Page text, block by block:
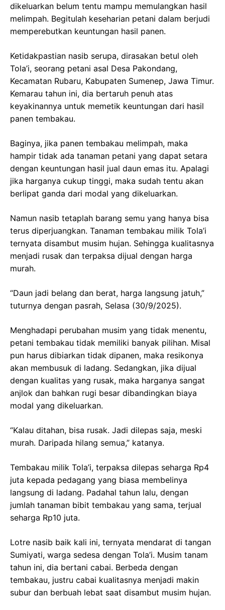
dikeluarkan belum tentu mampu memulangkan hasil
melimpah. Begitulah keseharian petani dalam berjudi
memperebutkan keuntungan hasil panen.
Ketidakpastian nasib serupa, dirasakan betul oleh
Tola’i, seorang petani asal Desa Pakondang,
Kecamatan Rubaru, Kabupaten Sumenep, Jawa Timur.
Kemarau tahun ini, dia bertaruh penuh atas
keyakinannya untuk memetik keuntungan dari hasil
panen tembakau.
Baginya, jika panen tembakau melimpah, maka
hampir tidak ada tanaman petani yang dapat setara
dengan keuntungan hasil jual daun emas itu. Apalagi
jika harganya cukup tinggi, maka sudah tentu akan
berlipat ganda dari modal yang dikeluarkan.
Namun nasib tetaplah barang semu yang hanya bisa
terus diperjuangkan. Tanaman tembakau milik Tola’i
ternyata disambut musim hujan. Sehingga kualitasnya
menjadi rusak dan terpaksa dijual dengan harga
murah.
“Daun jadi belang dan berat, harga langsung jatuh,”
tuturnya dengan pasrah, Selasa (30/9/2025).
Menghadapi perubahan musim yang tidak menentu,
petani tembakau tidak memiliki banyak pilihan. Misal
pun harus dibiarkan tidak dipanen, maka resikonya
akan membusuk di ladang. Sedangkan, jika dijual
dengan kualitas yang rusak, maka harganya sangat
anjlok dan bahkan rugi besar dibandingkan biaya
modal yang dikeluarkan.
“Kalau ditahan, bisa rusak. Jadi dilepas saja, meski
murah. Daripada hilang semua,” katanya.
Tembakau milik Tola’i, terpaksa dilepas seharga Rp4
juta kepada pedagang yang biasa membelinya
langsung di ladang. Padahal tahun lalu, dengan
jumlah tanaman bibit tembakau yang sama, terjual
seharga Rp10 juta.
Lotre nasib baik kali ini, ternyata mendarat di tangan
Sumiyati, warga sedesa dengan Tola’i. Musim tanam
tahun ini, dia bertani cabai. Berbeda dengan
tembakau, justru cabai kualitasnya menjadi makin
subur dan berbuah lebat saat disambut musim hujan.